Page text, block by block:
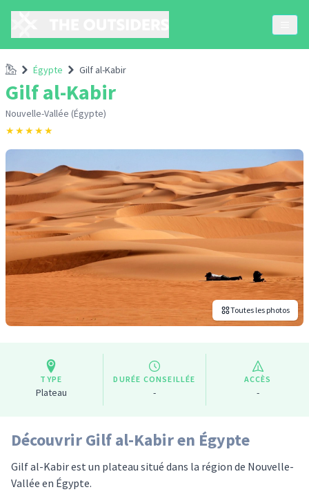
AccueilÉgypte Gilf al-Kabir
Gilf al-Kabir
Nouvelle-Vallée (Égypte)
★★★★★
Toutes les photos
TYPE
Plateau
DURÉE CONSEILLÉE
-
ACCÈS
-
Découvrir Gilf al-Kabir en Égypte
Gilf al-Kabir est un plateau situé dans la région de Nouvelle-
Vallée en Égypte.